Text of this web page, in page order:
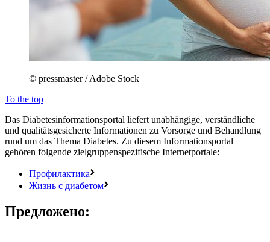
© pressmaster / Adobe Stock
To the top
Das Diabetesinformationsportal liefert unabhängige, verständliche
und qualitätsgesicherte Informationen zu Vorsorge und Behandlung
rund um das Thema Diabetes. Zu diesem Informationsportal
gehören folgende zielgruppenspezifische Internetportale:
Профилактика
Жизнь с диабетом
Предложено: